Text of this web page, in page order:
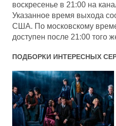
воскресенье в 21:00 на
Указанное время выхода
США. По московскому
доступен после 21:00 того
ПОДБОРКИ ИНТЕРЕСНЫХ